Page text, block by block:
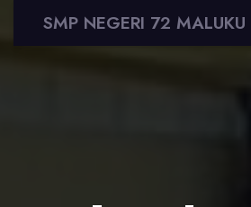
SMP NEGERI 72